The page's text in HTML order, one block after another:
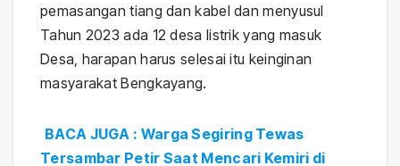
pemasangan tiang dan kabel dan menyusul
Tahun 2023 ada 12 desa listrik yang masuk
Desa, harapan harus selesai itu keinginan
masyarakat Bengkayang.
BACA JUGA : Warga Segiring Tewas
Tersambar Petir Saat Mencari Kemiri di